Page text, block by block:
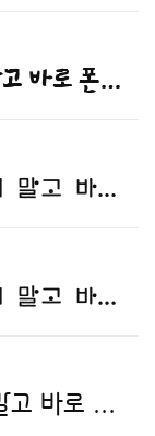
당신이 찾던 그 폰트, 헤매지 말고 바로 폰코!
당신이 찾던 그 폰트, 헤매지 말고 바로 폰코!
당신이 찾던 그 폰트, 헤매지 말고 바로 폰코!
당신이 찾던 그 폰트, 헤매지 말고 바로 폰코!